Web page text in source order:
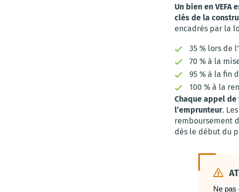
Un bien en
clés de la
encadrés par la
35 % lors de
70 % à la
95 % à la fin
100 % à la
Chaque appel
l’emprunteur.
remboursement
dès le début du
Ne pas